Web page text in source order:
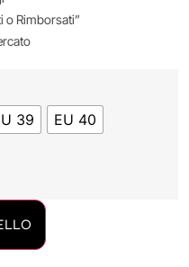
o Rimborsati”
39
EU 40